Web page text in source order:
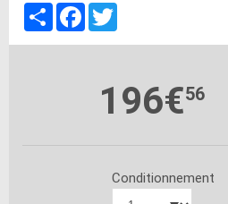
PartagerFacebook
196€56
Conditionnement